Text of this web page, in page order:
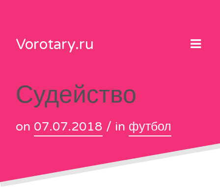
contentVorotary.ru
Судейство
on 07.07.2018 / in футбол